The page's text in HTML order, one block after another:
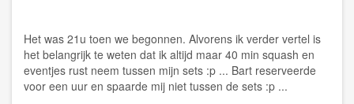
Het was 21u toen we begonnen. Alvorens ik verder vertel is
het belangrijk te weten dat ik altijd maar 40 min squash en
eventjes rust neem tussen mijn sets :p ... Bart reserveerde
voor een uur en spaarde mij niet tussen de sets :p ...